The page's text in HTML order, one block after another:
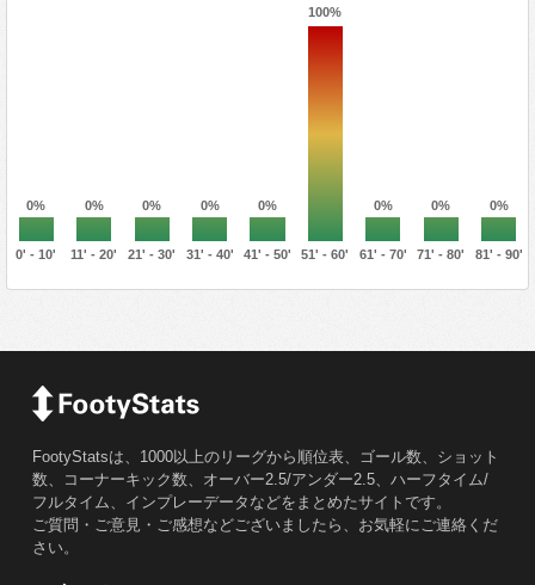
0% 0% 0% 0% 0%
100%
0% 0% 0%
0' - 10' 11' - 20' 21' - 30' 31' - 40' 41' - 50' 51' - 60' 61' - 70' 71' - 80' 81' - 90'
FootyStatsは、1000以上のリーグから順位表、ゴール数、ショット
数、コーナーキック数、オーバー2.5/アンダー2.5、ハーフタイム/
フルタイム、インプレーデータなどをまとめたサイトです。
ご質問・ご意見・ご感想などございましたら、お気軽にご連絡くだ
さい。